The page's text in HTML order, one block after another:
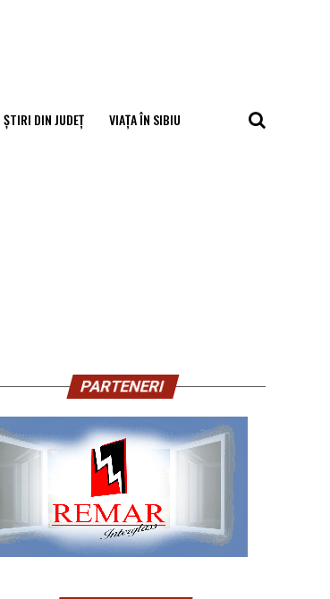
ȘTIRI DIN JUDEȚ VIAȚA ÎN SIBIU
PARTENERI